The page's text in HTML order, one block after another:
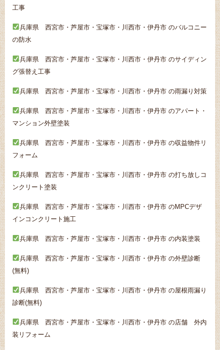
工事
兵庫県 西宮市・芦屋市・宝塚市・川西市・伊丹市 のバルコニー
の防水
兵庫県 西宮市・芦屋市・宝塚市・川西市・伊丹市 のサイディン
グ張替え工事
兵庫県 西宮市・芦屋市・宝塚市・川西市・伊丹市 の雨漏り対策
兵庫県 西宮市・芦屋市・宝塚市・川西市・伊丹市 のアパート・
マンション外壁塗装
兵庫県 西宮市・芦屋市・宝塚市・川西市・伊丹市 の収益物件リ
フォーム
兵庫県 西宮市・芦屋市・宝塚市・川西市・伊丹市 の打ち放しコ
ンクリート塗装
兵庫県 西宮市・芦屋市・宝塚市・川西市・伊丹市 のMPCデザ
インコンクリート施工
兵庫県 西宮市・芦屋市・宝塚市・川西市・伊丹市 の内装塗装
兵庫県 西宮市・芦屋市・宝塚市・川西市・伊丹市 の外壁診断
(無料)
兵庫県 西宮市・芦屋市・宝塚市・川西市・伊丹市 の屋根雨漏り
診断(無料)
兵庫県 西宮市・芦屋市・宝塚市・川西市・伊丹市 の店舗 外内
装リフォーム